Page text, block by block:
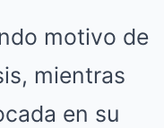
motivo de
mientras
en su